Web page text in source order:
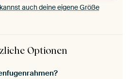
auch deine eigene Größe
Optionen